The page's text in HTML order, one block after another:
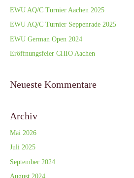
EWU AQ/C Turnier Aachen 2025
EWU AQ/C Turnier Seppenrade 2025
EWU German Open 2024
Eröffnungsfeier CHIO Aachen
Neueste Kommentare
Archiv
Mai 2026
Juli 2025
September 2024
August 2024